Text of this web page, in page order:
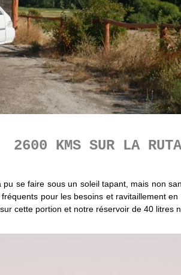
2600 KMS SUR LA
se faire sous un soleil tapant, mais non
pour les besoins et ravitaillement
cette portion et notre réservoir de 40 litres